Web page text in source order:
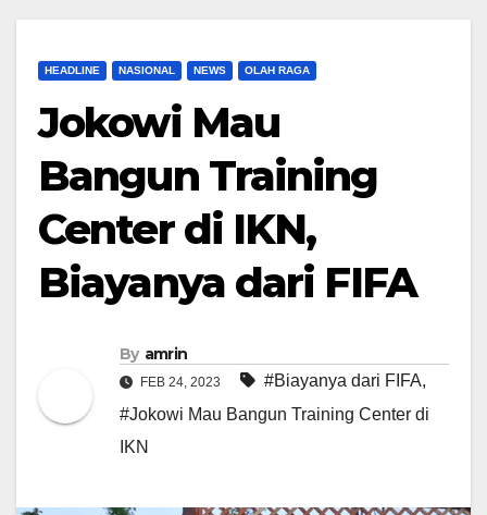
HEADLINE NASIONAL NEWS OLAH RAGA
Jokowi Mau
Bangun Training
Center di IKN,
Biayanya dari FIFA
By amrin
FEB 24, 2023 #Biayanya dari FIFA,
#Jokowi Mau Bangun Training Center di
IKN